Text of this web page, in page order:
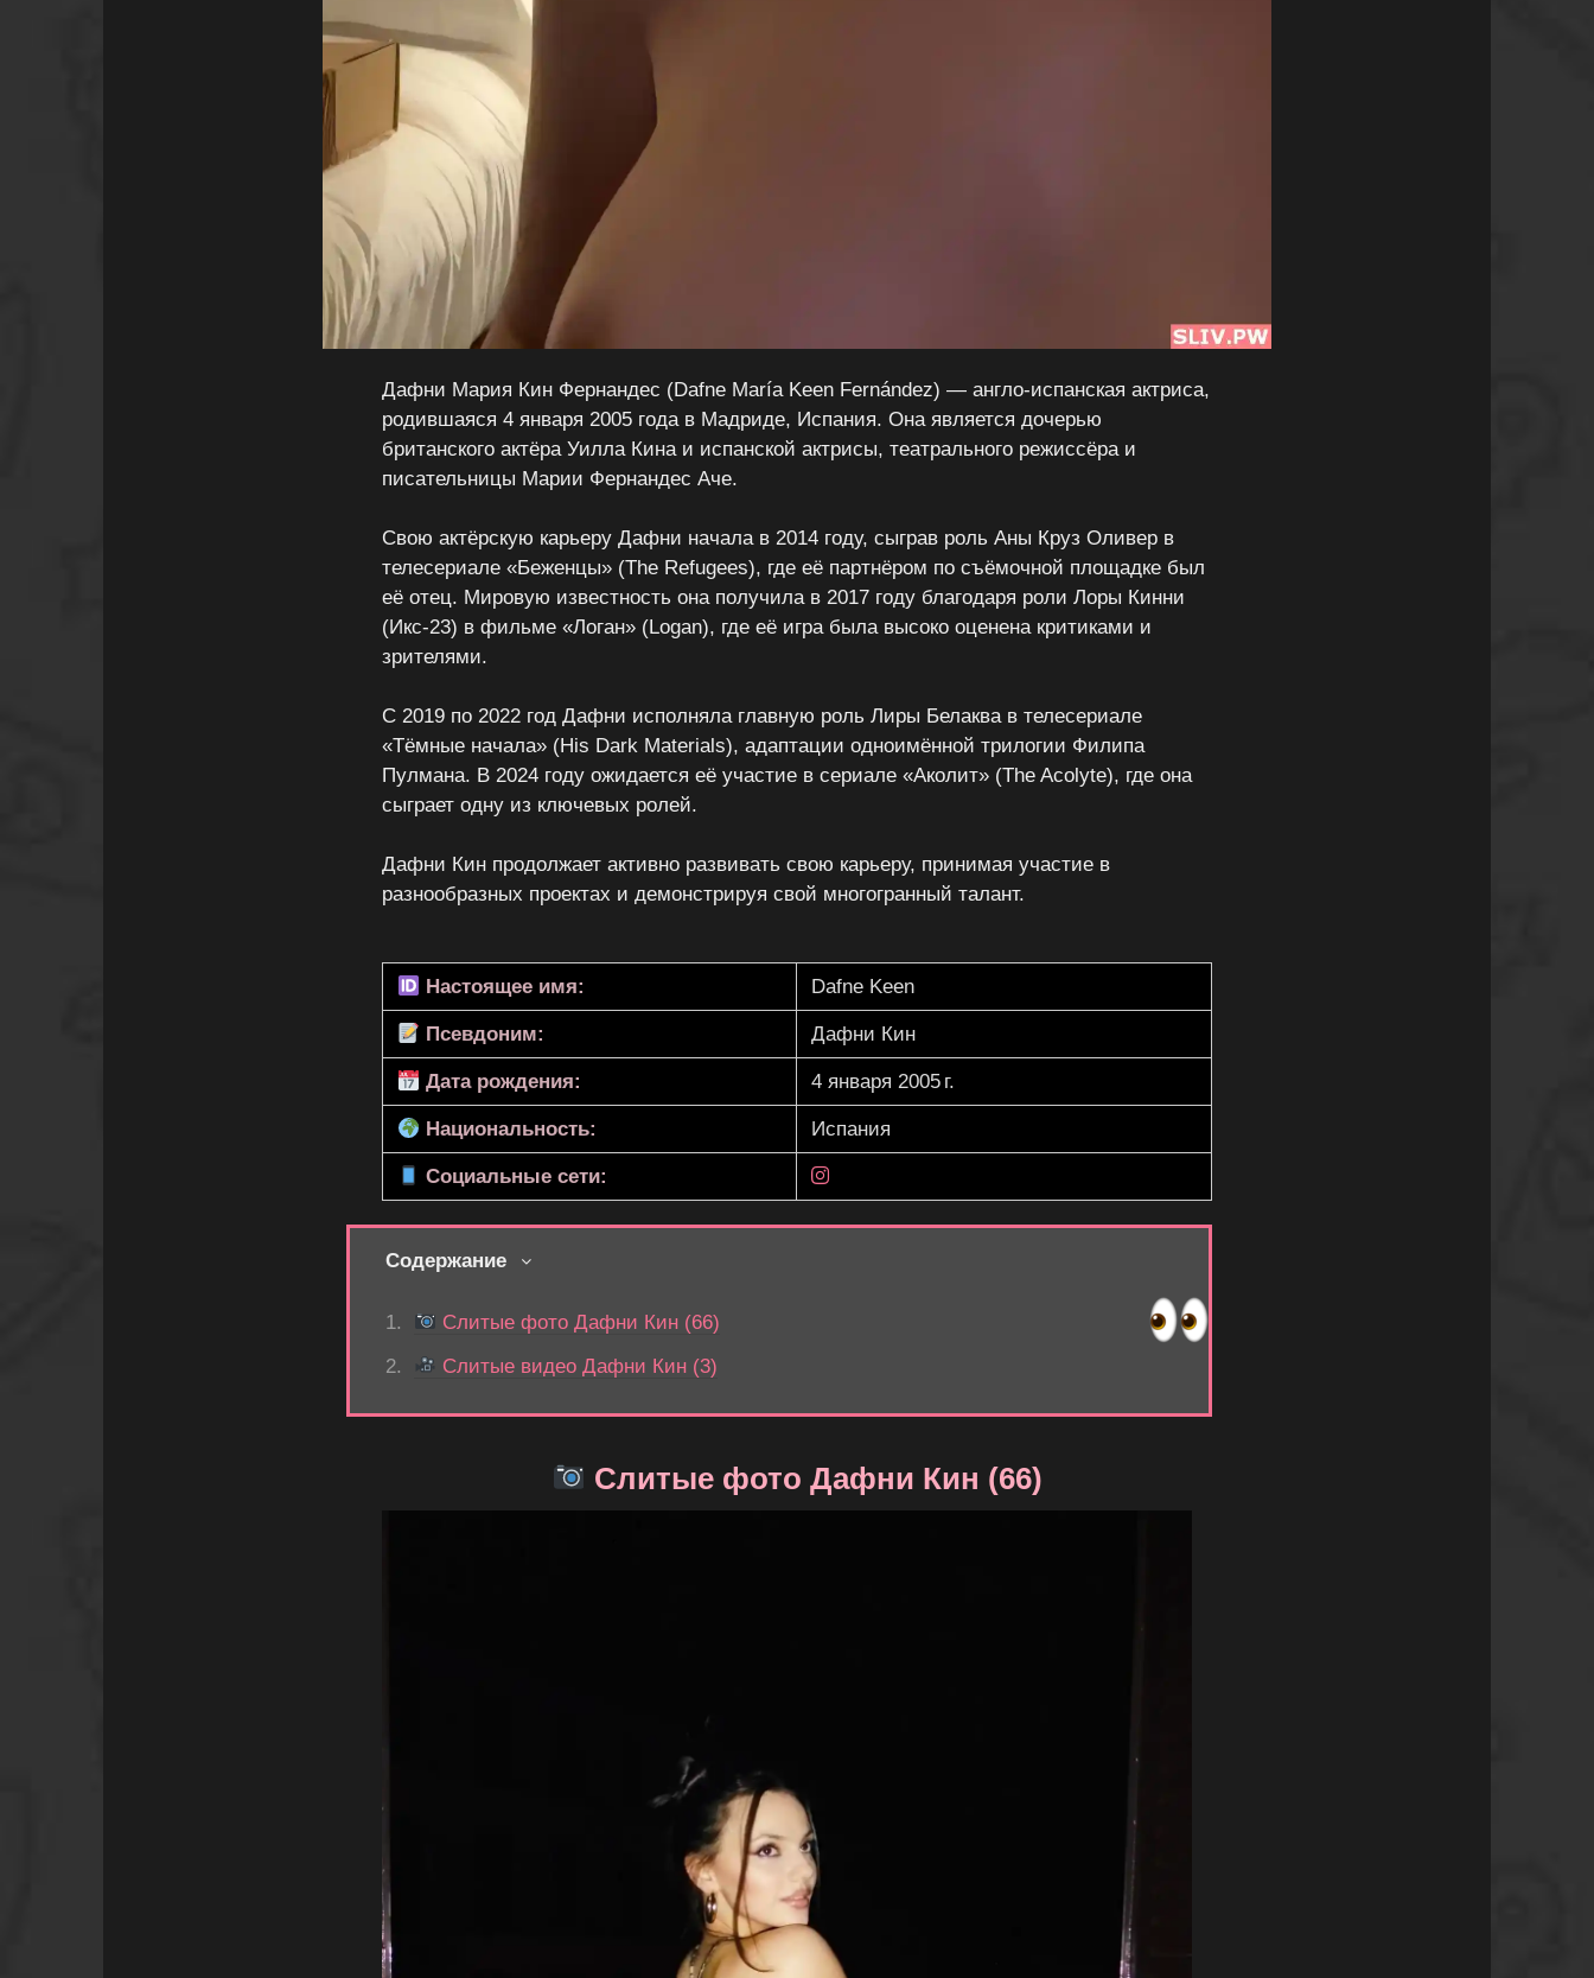
Дафни Мария Кин Фернандес (Dafne María Keen Fernández) — англо-испанская актриса,
родившаяся 4 января 2005 года в Мадриде, Испания. Она является дочерью
британского актёра Уилла Кина и испанской актрисы, театрального режиссёра и
писательницы Марии Фернандес Аче.
Свою актёрскую карьеру Дафни начала в 2014 году, сыграв роль Аны Круз Оливер в
телесериале «Беженцы» (The Refugees), где её партнёром по съёмочной площадке был
её отец. Мировую известность она получила в 2017 году благодаря роли Лоры Кинни
(Икс-23) в фильме «Логан» (Logan), где её игра была высоко оценена критиками и
зрителями.
С 2019 по 2022 год Дафни исполняла главную роль Лиры Белаква в телесериале
«Тёмные начала» (His Dark Materials), адаптации одноимённой трилогии Филипа
Пулмана. В 2024 году ожидается её участие в сериале «Аколит» (The Acolyte), где она
сыграет одну из ключевых ролей.
Дафни Кин продолжает активно развивать свою карьеру, принимая участие в
разнообразных проектах и демонстрируя свой многогранный талант.
Настоящее имя: Dafne Keen
Псевдоним: Дафни Кин
Дата рождения: 4 января 2005 г.
Национальность: Испания
Социальные сети:
Содержание
Слитые фото Дафни Кин (66)
Слитые видео Дафни Кин (3)
Слитые фото Дафни Кин (66)